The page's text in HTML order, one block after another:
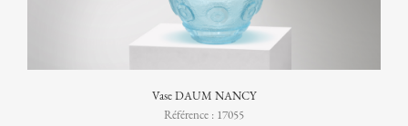
Vase DAUM NANCY
Référence : 17055